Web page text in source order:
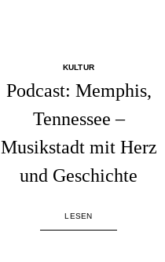
KULTUR
Podcast: Memphis,
Tennessee –
Musikstadt mit Herz
und Geschichte
LESEN